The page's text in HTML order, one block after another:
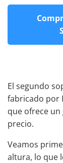
El segundo
fabricado por
que ofrece
precio.
Veamos
altura, lo que